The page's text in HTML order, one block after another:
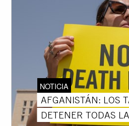
NOTICIA
AFGANISTÁN: LOS
DETENER TODAS